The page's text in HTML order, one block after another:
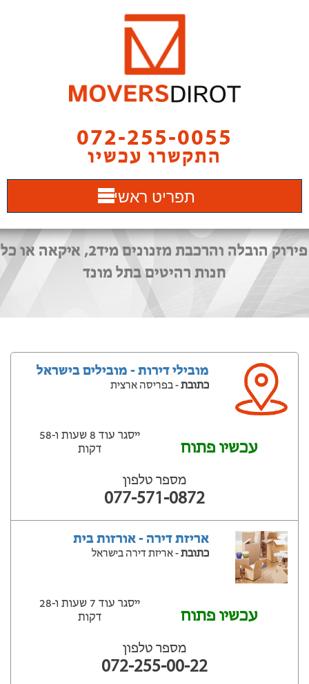
072-255-0055
התקשרו עכשיו
תפריט ראשי
פירוק הובלה והרכבת מזנונים מיד2, איקאה או כל
חנות רהיטים בתל מונד
מובילי דירות - מובילים בישראל
כתובת- בפריסה ארצית
עכשיו פתוח
ייסגר עוד 8 שעות ‫ו-58
דקות
מספר טלפון
077-571-0872
אריזת דירה - אורזות בית
כתובת- אריזת דירה בישראל
עכשיו פתוח
ייסגר עוד 7 שעות ‫ו-28
דקות
מספר טלפון
072-255-00-22